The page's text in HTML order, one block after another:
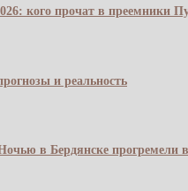
кого прочат в преемники
и реальность
в Бердянске прогремели